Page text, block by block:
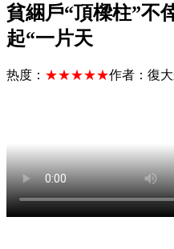
貧綑戶“頂樑柱”不
起“一片天
热度： ★★★★★作者： 復大